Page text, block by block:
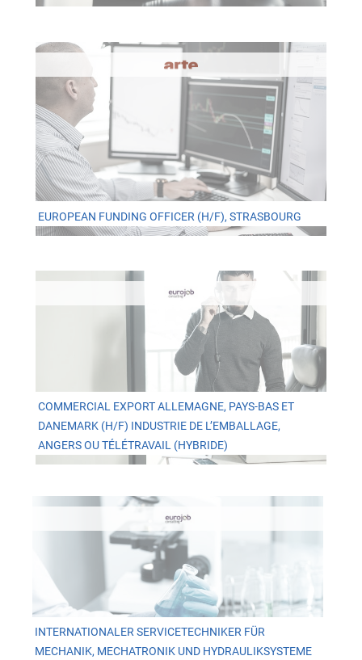
EUROPEAN FUNDING OFFICER (H/F), STRASBOURG
COMMERCIAL EXPORT ALLEMAGNE, PAYS-BAS ET
DANEMARK (H/F) INDUSTRIE DE L’EMBALLAGE,
ANGERS OU TÉLÉTRAVAIL (HYBRIDE)
INTERNATIONALER SERVICETECHNIKER FÜR
MECHANIK, MECHATRONIK UND HYDRAULIKSYSTEME